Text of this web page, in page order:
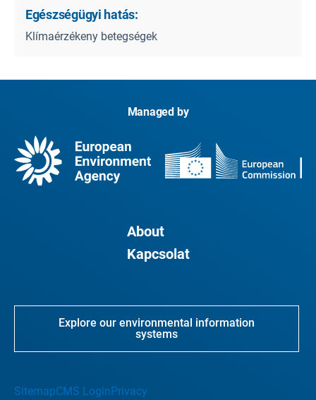
Egészségügyi hatás:
Klímaérzékeny betegségek
Managed by
About
Kapcsolat
Explore our environmental information
systems
SitemapCMS LoginPrivacy